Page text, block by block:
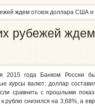
ждем отскок доллара США и
рубежей ждем
2015 года Банком России
курсы валют: доллар
сравнить с прошлыми
рублю снизился на 3,68%, а